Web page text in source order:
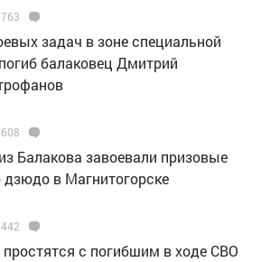
задач в зоне специальной
балаковец Дмитрий
Балакова завоевали призовые
дзюдо в Магнитогорске
с погибшим в ходе СВО